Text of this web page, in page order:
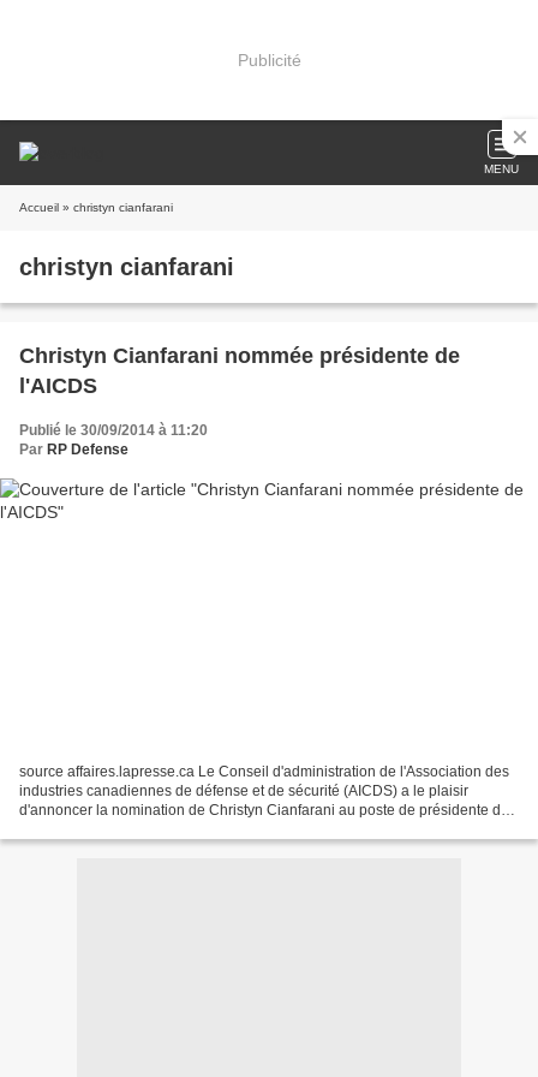
Publicité
MENU
Accueil » christyn cianfarani
christyn cianfarani
Christyn Cianfarani nommée présidente de
l'AICDS
Publié le 30/09/2014 à 11:20
Par RP Defense
source affaires.lapresse.ca Le Conseil d'administration de l'Association des
industries canadiennes de défense et de sécurité (AICDS) a le plaisir
d'annoncer la nomination de Christyn Cianfarani au poste de présidente de